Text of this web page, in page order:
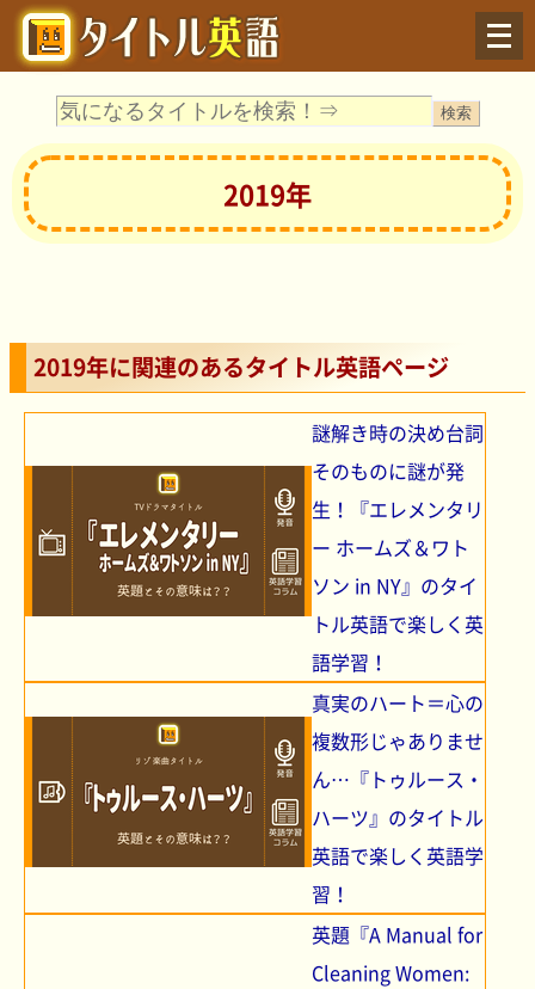
Menu
2019年
2019年に関連のあるタイトル英語ページ
謎解き時の決め台詞
そのものに謎が発
生！『エレメンタリ
ー ホームズ＆ワト
ソン in NY』のタイ
トル英語で楽しく英
語学習！
真実のハート＝心の
複数形じゃありませ
ん…『トゥルース・
ハーツ』のタイトル
英語で楽しく英語学
習！
英題『A Manual for
Cleaning Women: